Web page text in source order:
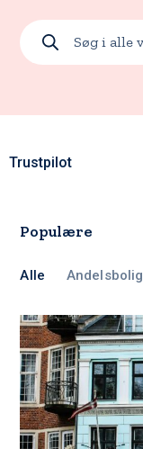
Trustpilot
Populære
Alle Andelsbolig